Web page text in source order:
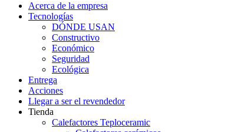
Acerca de la empresa
Tecnologías
DÓNDE USAN
Constructivo
Económico
Seguridad
Ecológica
Entrega
Acciones
Llegar a ser el revendedor
Tienda
Calefactores Teploceramic